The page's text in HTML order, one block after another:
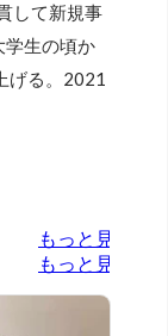
して新規事
学生の頃か
げる。2021
もっと見る
もっと見る